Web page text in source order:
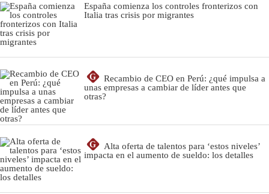
España comienza los controles fronterizos con
Italia tras crisis por migrantes
G
Recambio de CEO en Perú: ¿qué impulsa a
unas empresas a cambiar de líder antes que
otras?
G
Alta oferta de talentos para ‘estos niveles’
impacta en el aumento de sueldo: los detalles